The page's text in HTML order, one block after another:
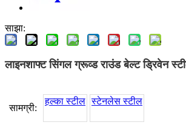
साझा:
लाइनशाफ्ट सिंगल ग्रूव्ड राउंड बेल्ट ड्रिवेन
सामग्री:
हल्का स्टील स्टेनलेस स्टील